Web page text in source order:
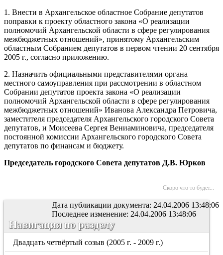
1. Внести в Архангельское областное Собрание депутатов
поправки к проекту областного закона «О реализации
полномочий Архангельской области в сфере регулирования
межбюджетных отношений», принятому Архангельским
областным Собранием депутатов в первом чтении 20 сентября
2005 г., согласно приложению.
2. Назначить официальными представителями органа
местного самоуправления при рассмотрении в областном
Собрании депутатов проекта закона «О реализации
полномочий Архангельской области в сфере регулирования
межбюджетных отношений» Иванова Александра Петровича,
заместителя председателя Архангельского городского Совета
депутатов, и Моисеева Сергея Вениаминовича, председателя
постоянной комиссии Архангельского городского Совета
депутатов по финансам и бюджету.
Председатель городского Совета депутатов Д.В. Юрков
Скоро что то будет...
Дата публикации документа: 24.04.2006 13:48:06
Последнее изменение: 24.04.2006 13:48:06
Навигация по разделу
Двадцать четвёртый созыв (2005 г. - 2009 г.)